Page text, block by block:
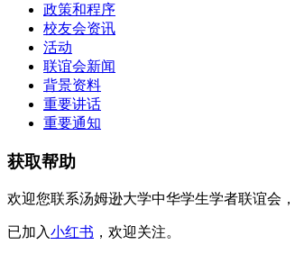
政策和程序
校友会资讯
活动
联谊会新闻
背景资料
重要讲话
重要通知
获取帮助
欢迎您联系汤姆逊大学中华学生学者联谊会，
已加入小红书 ，欢迎关注。